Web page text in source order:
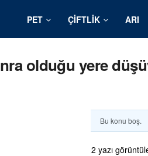
PET ÇIFTLIK ARI
olduğu yere
Bu konu boş.
2 yazı